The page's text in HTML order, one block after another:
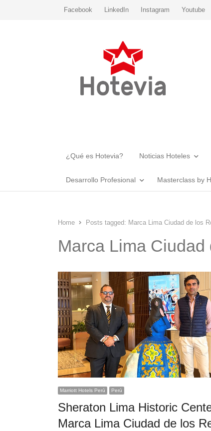
Facebook LinkedIn Instagram Youtube
¿Qué es Hotevia? Noticias Hoteles
Desarrollo Profesional Masterclass by
Home Posts tagged: Marca Lima Ciudad de los
Marca Lima Ciudad
Marriott Hotels Perú Perú
Sheraton Lima Historic
Marca Lima Ciudad de los